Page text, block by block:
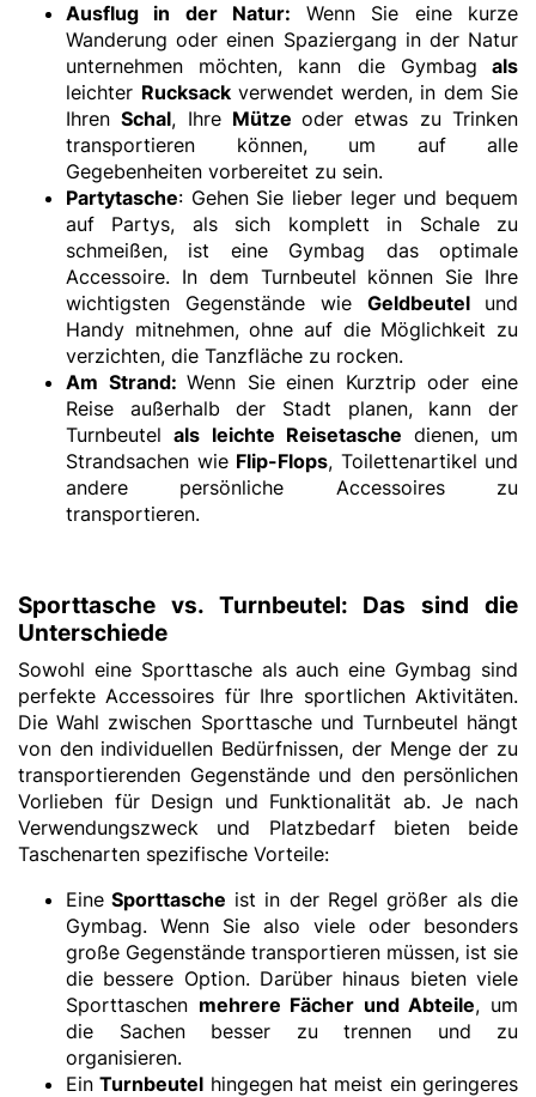
Ausflug in der Natur: Wenn Sie eine kurze
Wanderung oder einen Spaziergang in der Natur
unternehmen möchten, kann die Gymbag als
leichter Rucksackverwendet werden, in dem Sie
IhrenSchal, Ihre Mütze oder etwas zu Trinken
transportieren können, um auf alle
Gegebenheiten vorbereitet zu sein.
Partytasche: Gehen Sie lieber leger und bequem
auf Partys, als sich komplett in Schale zu
schmeißen, ist eine Gymbag das optimale
Accessoire. In dem Turnbeutel können Sie Ihre
wichtigsten Gegenstände wie Geldbeutel
und
Handy mitnehmen, ohne auf die Möglichkeit zu
verzichten, die Tanzfläche zu rocken.
Am Strand:Wenn Sie einen Kurztrip oder eine
Reise außerhalb der Stadt planen, kann der
Turnbeutelals leichte Reisetasche dienen, um
Strandsachen wie Flip-Flops, Toilettenartikel und
andere persönliche Accessoires zu
transportieren.
Sporttasche vs. Turnbeutel: Das sind die
Unterschiede
Sowohl eine Sporttasche als auch eine Gymbag sind
perfekte Accessoires für Ihre sportlichen Aktivitäten.
Die Wahl zwischen Sporttasche und Turnbeutel hängt
von den individuellen Bedürfnissen, der Menge der zu
transportierenden Gegenstände und den persönlichen
Vorlieben für Design und Funktionalität ab. Je nach
Verwendungszweck und Platzbedarf bieten beide
Taschenarten spezifische Vorteile:
Eine Sporttasche ist in der Regel größer als die
Gymbag. Wenn Sie also viele oder besonders
große Gegenstände transportieren müssen, ist sie
die bessere Option. Darüber hinaus bieten viele
Sporttaschen mehrere Fächer und Abteile, um
die Sachen besser zu trennen und zu
organisieren.
EinTurnbeutel hingegen hat meist ein geringeres